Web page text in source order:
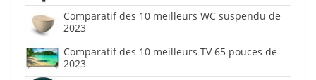
Comparatif des 10 meilleurs WC suspendu de
2023
Comparatif des 10 meilleurs TV 65 pouces de
2023